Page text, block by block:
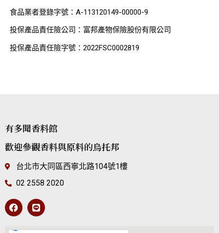
食品業者登錄字號：A-113120149-00000-9
投保產品責任險公司：富邦產物保險股份有限公司
投保產品責任險字號：2022FSC0002819
有多聞香料館
歡迎參觀香料與原料的烏托邦
台北市大同區西寧北路104號1樓
02 2558 2020